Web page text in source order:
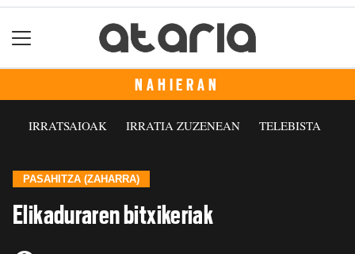
NAHIERAN
IRRATSAIOAK IRRATIA ZUZENEAN TELEBISTA
PASAHITZA (ZAHARRA)
Elikaduraren bitxikeriak